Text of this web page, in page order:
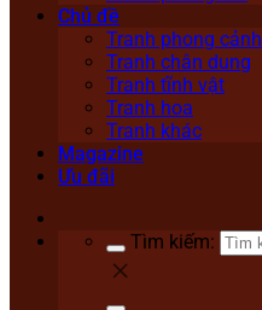
Chủ đề
Tranh phong cảnh
Tranh chân dung
Tranh tĩnh vật
Tranh hoa
Tranh khác
Magazine
Ưu đãi
Tìm kiếm: